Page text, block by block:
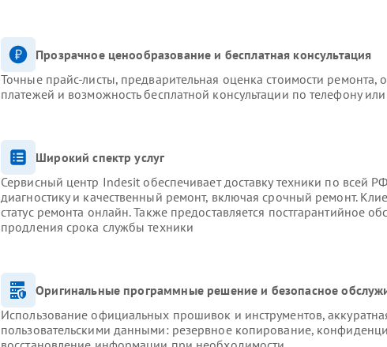
Прозрачное ценообразование и бесплатная консультация
Точные прайс-листы, предварительная оценка стоимости ремонта,
платежей и возможность бесплатной консультации по телефону
Широкий спектр услуг
Сервисный центр Indesit обеспечивает доставку техники по всей
диагностику и качественный ремонт, включая срочный ремонт.
статус ремонта онлайн. Также предоставляется постгарантийное
продления срока службы техники
Оригинальные программные решение и безопасное
Использование официальных прошивок и инструментов,
пользовательскими данными: резервное копирование,